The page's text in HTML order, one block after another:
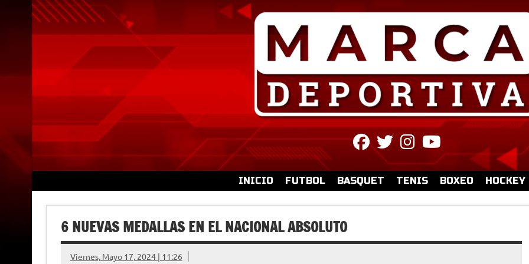
fab
fa-
facebook
fab
fa-
twitter
fab
fa-
instagram
fa-
youtube
INICIO FUTBOL BASQUET TENIS BOXEO HOCKEY
6 NUEVAS MEDALLAS EN EL NACIONAL ABSOLUTO
Viernes, Mayo 17, 2024 | 11:26